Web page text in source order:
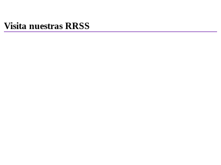
Visita nuestras RRSS